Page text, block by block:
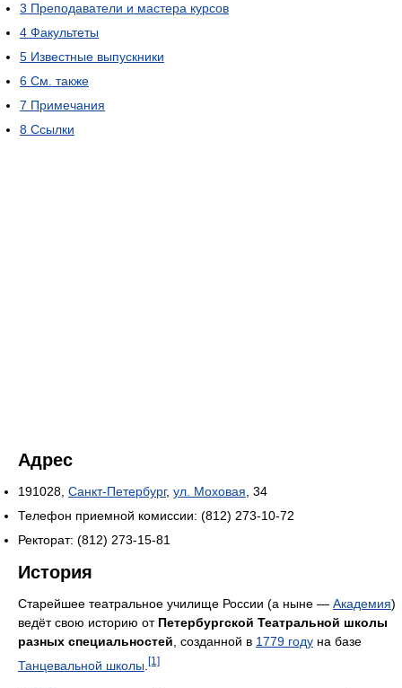
3 Преподаватели и мастера курсов
4 Факультеты
5 Известные выпускники
6 См. также
7 Примечания
8 Ссылки
Адрес
191028, Санкт-Петербург, ул. Моховая , 34
Телефон приемной комиссии: (812) 273-10-72
Ректорат: (812) 273-15-81
История
Старейшее театральное училище России (а ныне — Академия)
ведёт свою историю от Петербургской Театральной школы
разных специальностей , созданной в 1779 году на базе
Танцевальной школы [1]